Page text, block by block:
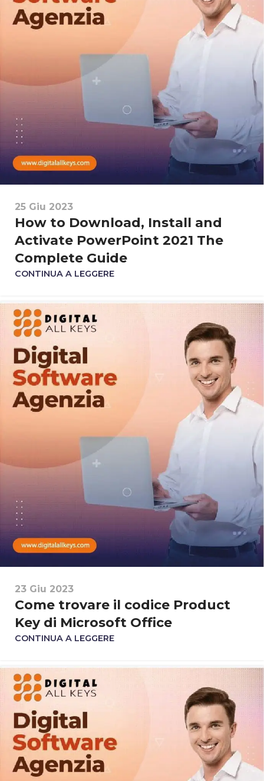
25 Giu 2023
How to Download, Install and
Activate PowerPoint 2021 The
Complete Guide
CONTINUA A LEGGERE
23 Giu 2023
Come trovare il codice Product
Key di Microsoft Office
CONTINUA A LEGGERE